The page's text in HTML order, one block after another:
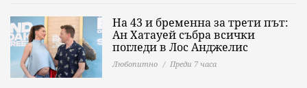
На 43 и бременна за трети път:
Ан Хатауей събра всички
погледи в Лос Анджелис
Любопитно Преди 7 часа